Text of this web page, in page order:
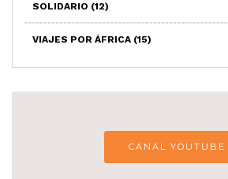
SOLIDARIO (12)
VIAJES POR ÁFRICA (15)
CANAL YOUTUBE